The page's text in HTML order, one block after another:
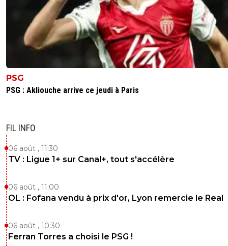
PSG
PSG : Akliouche arrive ce jeudi à Paris
FIL INFO
06 août , 11:30
TV : Ligue 1+ sur Canal+, tout s'accélère
06 août , 11:00
OL : Fofana vendu à prix d'or, Lyon remercie le Real
06 août , 10:30
Ferran Torres a choisi le PSG !